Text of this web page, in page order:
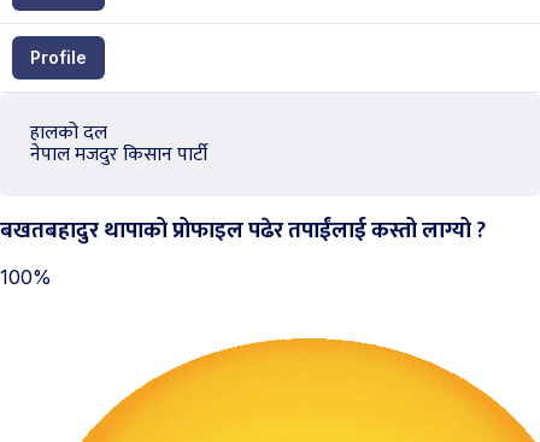
Profile
हालको दल
नेपाल मजदुर किसान पार्टी
बखतबहादुर थापाको प्रोफाइल पढेर तपाईंलाई कस्तो लाग्यो ?
100%